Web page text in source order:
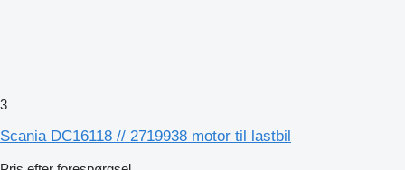
3
Scania DC16118 // 2719938 motor til lastbil